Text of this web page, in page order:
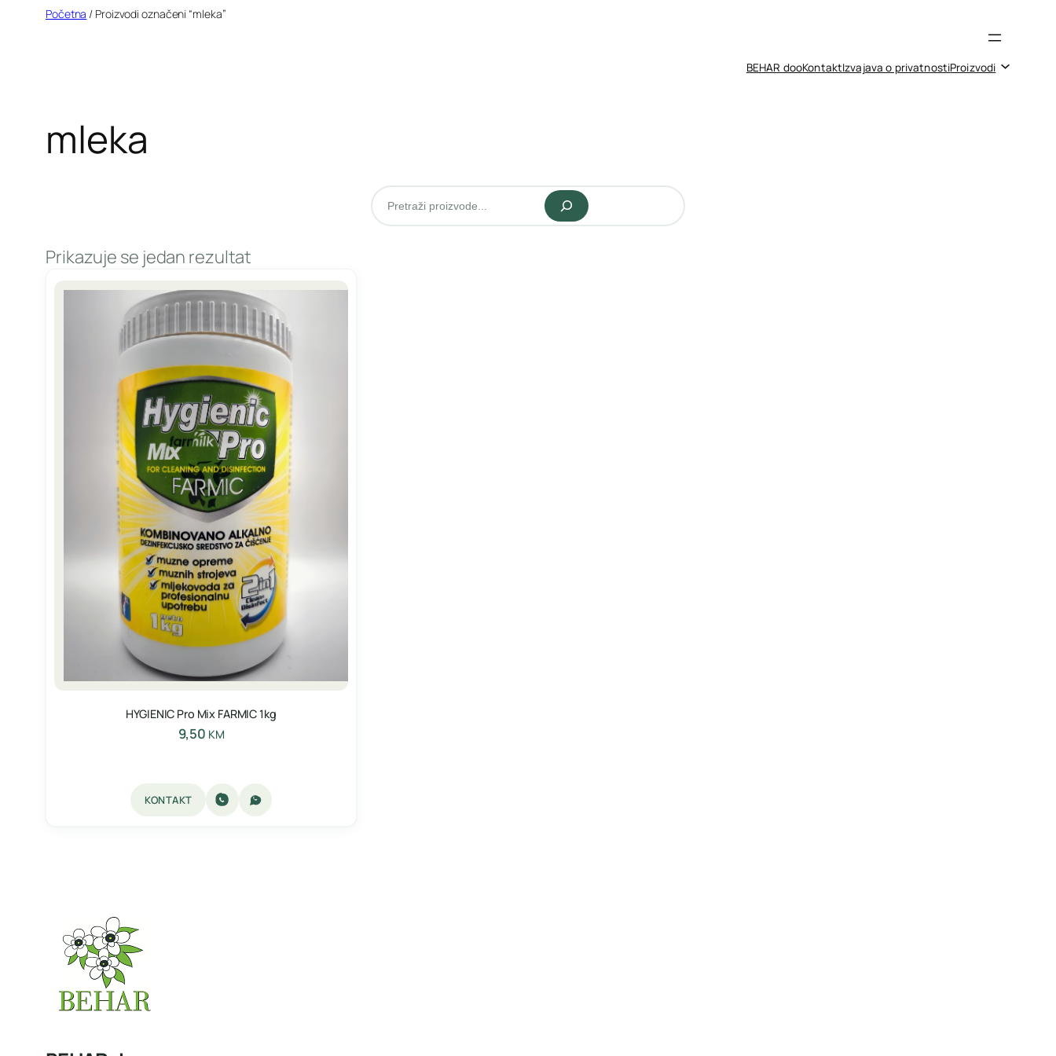
BEHAR dooKontaktIzvajava o privatnostiProizvodi
Početna / Proizvodi označeni “mleka”
mleka
Pretraži
Prikazuje se jedan rezultat
HYGIENIC Pro Mix FARMIC 1kg
9,50 KM
KONTAKT